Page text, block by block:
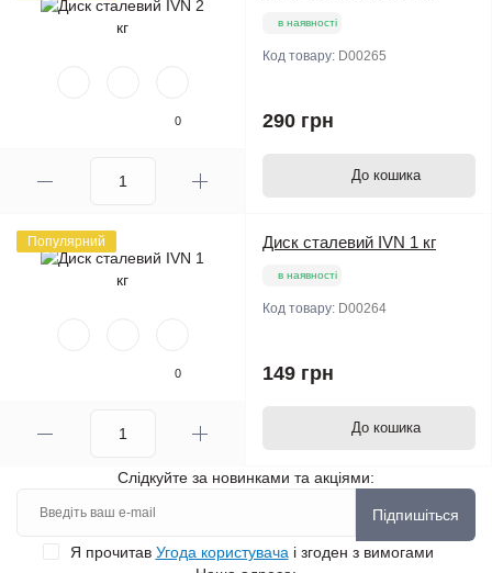
0
в наявності
Код товару: D00265
290 грн
До кошика
Популярний
0
Диск сталевий IVN 1 кг
в наявності
Код товару: D00264
149 грн
До кошика
Слідкуйте за новинками та акціями:
Підпишіться
Я прочитав Угода користувача і згоден з вимогами